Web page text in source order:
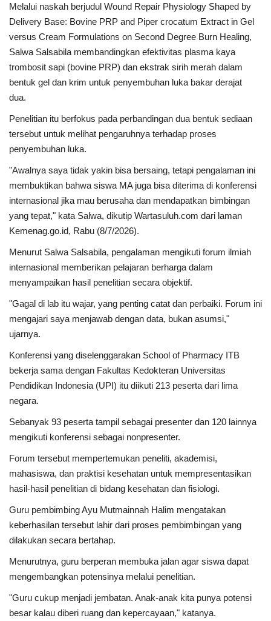
Melalui naskah berjudul Wound Repair Physiology Shaped by
Delivery Base: Bovine PRP and Piper crocatum Extract in Gel
versus Cream Formulations on Second Degree Burn Healing,
Salwa Salsabila membandingkan efektivitas plasma kaya
trombosit sapi (bovine PRP) dan ekstrak sirih merah dalam
bentuk gel dan krim untuk penyembuhan luka bakar derajat
dua.
Penelitian itu berfokus pada perbandingan dua bentuk sediaan
tersebut untuk melihat pengaruhnya terhadap proses
penyembuhan luka.
"Awalnya saya tidak yakin bisa bersaing, tetapi pengalaman ini
membuktikan bahwa siswa MA juga bisa diterima di konferensi
internasional jika mau berusaha dan mendapatkan bimbingan
yang tepat," kata Salwa, dikutip Wartasuluh.com dari laman
Kemenag.go.id, Rabu (8/7/2026).
Menurut Salwa Salsabila, pengalaman mengikuti forum ilmiah
internasional memberikan pelajaran berharga dalam
menyampaikan hasil penelitian secara objektif.
"Gagal di lab itu wajar, yang penting catat dan perbaiki. Forum ini
mengajari saya menjawab dengan data, bukan asumsi,"
ujarnya.
Konferensi yang diselenggarakan School of Pharmacy ITB
bekerja sama dengan Fakultas Kedokteran Universitas
Pendidikan Indonesia (UPI) itu diikuti 213 peserta dari lima
negara.
Sebanyak 93 peserta tampil sebagai presenter dan 120 lainnya
mengikuti konferensi sebagai nonpresenter.
Forum tersebut mempertemukan peneliti, akademisi,
mahasiswa, dan praktisi kesehatan untuk mempresentasikan
hasil-hasil penelitian di bidang kesehatan dan fisiologi.
Guru pembimbing Ayu Mutmainnah Halim mengatakan
keberhasilan tersebut lahir dari proses pembimbingan yang
dilakukan secara bertahap.
Menurutnya, guru berperan membuka jalan agar siswa dapat
mengembangkan potensinya melalui penelitian.
"Guru cukup menjadi jembatan. Anak-anak kita punya potensi
besar kalau diberi ruang dan kepercayaan," katanya.